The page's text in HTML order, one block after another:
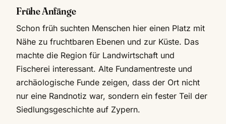
Frühe Anfänge
Schon früh suchten Menschen hier einen Platz mit
Nähe zu fruchtbaren Ebenen und zur Küste. Das
machte die Region für Landwirtschaft und
Fischerei interessant. Alte Fundamentreste und
archäologische Funde zeigen, dass der Ort nicht
nur eine Randnotiz war, sondern ein fester Teil der
Siedlungsgeschichte auf Zypern.